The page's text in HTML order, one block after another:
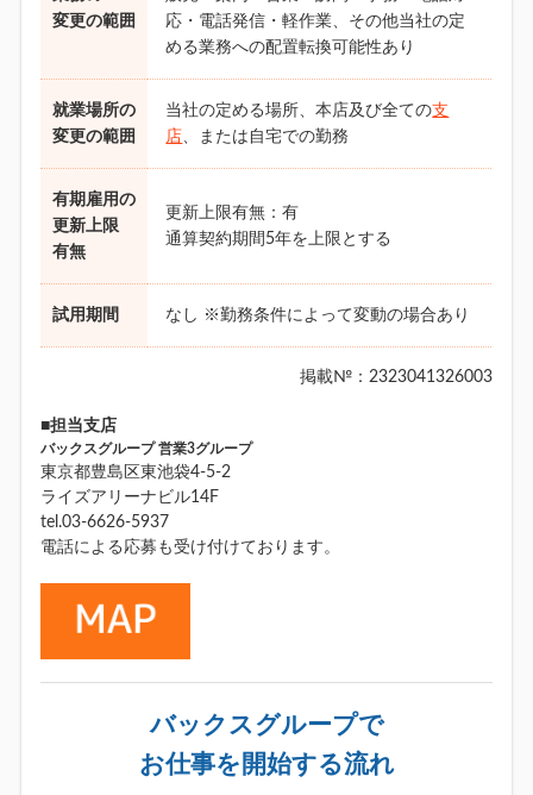
変更の範囲
応・電話発信・軽作業、その他当社の定
める業務への配置転換可能性あり
就業場所の
変更の範囲
当社の定める場所、本店及び全ての支
店、または自宅での勤務
有期雇用の
更新上限
有無
更新上限有無：有
通算契約期間5年を上限とする
試用期間 なし ※勤務条件によって変動の場合あり
掲載№：2323041326003
■担当支店
バックスグループ 営業3グループ
東京都豊島区東池袋4-5-2
ライズアリーナビル14F
tel.03-6626-5937
電話による応募も受け付けております。
バックスグループで
お仕事を開始する流れ